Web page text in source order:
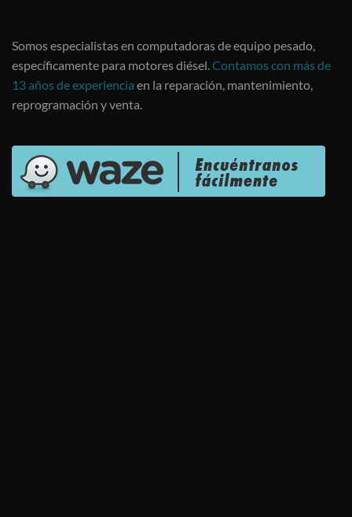
Somos especialistas en computadoras de equipo pesado,
específicamente para motores diésel. Contamos con más de
13 años de experiencia en la reparación, mantenimiento,
reprogramación y venta.